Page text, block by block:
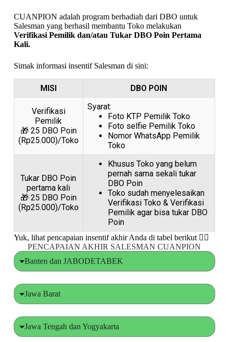
CUANPION adalah program berhadiah dari DBO untuk
Salesman yang berhasil membantu Toko melakukan
Verifikasi Pemilik dan/atau Tukar DBO Poin Pertama
Kali.
Simak informasi insentif Salesman di sini:
MISI DBO POIN
Verifikasi
Pemilik
🎁 25 DBO Poin
(Rp25.000)/Toko
Syarat:
Foto KTP Pemilik Toko
Foto selfie Pemilik Toko
Nomor WhatsApp Pemilik
Toko
Tukar DBO Poin
pertama kali
🎁 25 DBO Poin
(Rp25.000)/Toko
Khusus Toko yang belum
pernah sama sekali tukar
DBO Poin
Toko sudah menyelesaikan
Verifikasi Toko & Verifikasi
Pemilik agar bisa tukar DBO
Poin
Yuk, lihat pencapaian insentif akhir Anda di tabel berikut 👇🏼
PENCAPAIAN AKHIR SALESMAN CUANPION
Banten dan JABODETABEK
Jawa Barat
Jawa Tengah dan Yogyakarta